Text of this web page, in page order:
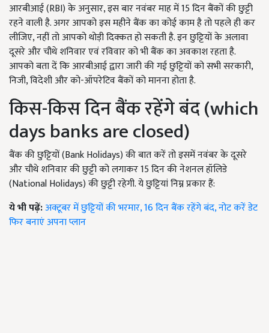
आरबीआई (RBI) के अनुसार, इस बार नवंबर माह में 15 दिन बैंकों की छुट्टी
रहने वाली है. अगर आपको इस महीने बैंक का कोई काम है तो पहले ही कर
लीजिए, नहीं तो आपको थोड़ी दिक्कत हो सकती है. इन छुट्टियों के अलावा
दूसरे और चौथे शनिवार एवं रविवार को भी बैंक का अवकाश रहता है.
आपको बता दें कि आरबीआई द्वारा जारी की गई छुट्टियों को सभी सरकारी,
निजी, विदेशी और को-ऑपरेटिव बैंकों को मानना होता है.
किस-किस दिन बैंक रहेंगे बंद (which
days banks are closed)
बैंक की छुट्टियों (Bank Holidays) की बात करें तो इसमें नवंबर के दूसरे
और चौथे शनिवार की छुट्टी को लगाकर 15 दिन की नेशनल हॉलिडे
(National Holidays) की छुट्टी रहेगी. ये छुट्टियां निम्न प्रकार हैं:
ये भी पढ़ें:अक्टूबर में छुट्टियों की भरमार, 16 दिन बैंक रहेंगे बंद, नोट करें डेट
फिर बनाएं अपना प्लान